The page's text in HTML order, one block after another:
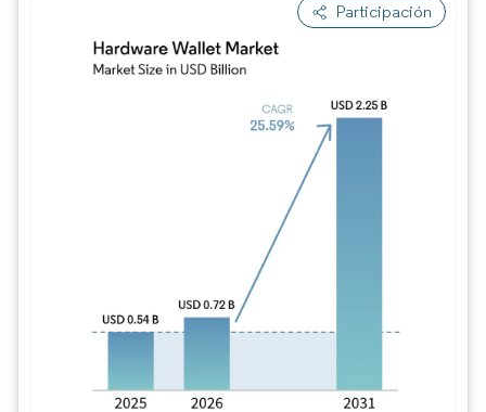
Participación
Imagen © Mordor Intelligence. El uso